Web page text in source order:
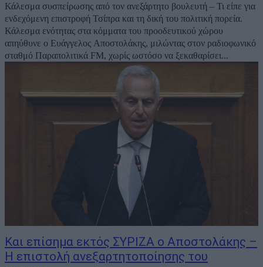
Κάλεσμα συσπείρωσης από τον ανεξάρτητο βουλευτή – Τι είπε για
ενδεχόμενη επιστροφή Τσίπρα και τη δική του πολιτική πορεία.
Κάλεσμα ενότητας στα κόμματα του προοδευτικού χώρου
απηύθυνε ο Ευάγγελος Αποστολάκης, μιλώντας στον ραδιοφωνικό
σταθμό Παραπολιτικά FM, χωρίς ωστόσο να ξεκαθαρίσει...
Και επίσημα εκτός ΣΥΡΙΖΑ ο Αποστολάκης –
Η επιστολή ανεξαρτητοποίησης του